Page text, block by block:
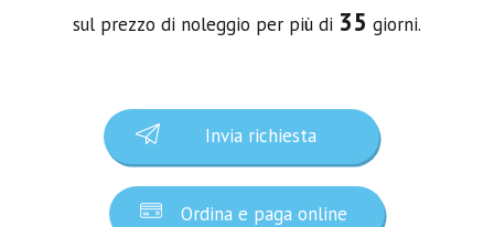
sul prezzo di noleggio per più di 35 giorni.
Invia richiesta
Ordina e paga online